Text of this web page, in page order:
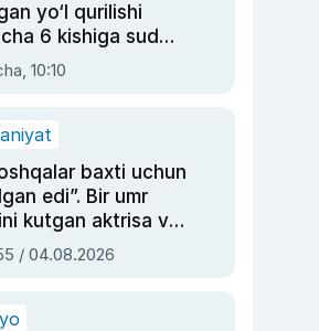
yo‘l qurilishi
6 kishiga sud
o‘qildi
10:10
baxti uchun
edi”. Bir umr
kutgan aktrisa va
ustasi Rimma
/ 04.08.2026